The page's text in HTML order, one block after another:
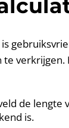
de lengte
is.